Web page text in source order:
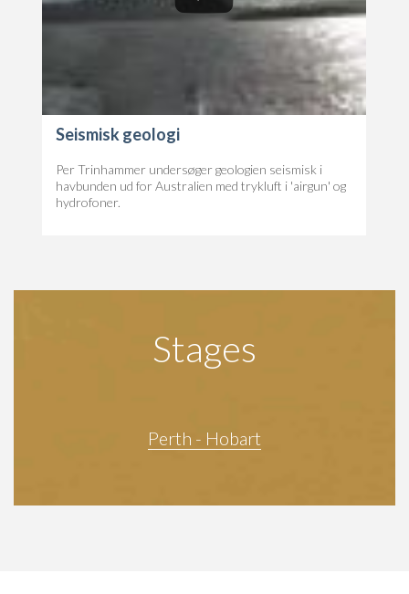
Seismisk geologi
Per Trinhammer undersøger geologien seismisk i
havbunden ud for Australien med trykluft i 'airgun' og
hydrofoner.
Stages
Perth - Hobart